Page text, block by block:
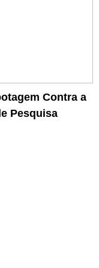
Contra a
Pesquisa